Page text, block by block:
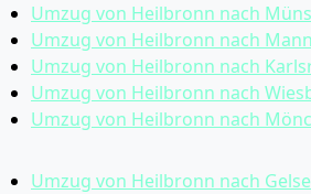
Umzug von Heilbronn nach
Umzug von Heilbronn nach
Umzug von Heilbronn nach
Umzug von Heilbronn nach
Umzug von Heilbronn nach
Umzug von Heilbronn nach